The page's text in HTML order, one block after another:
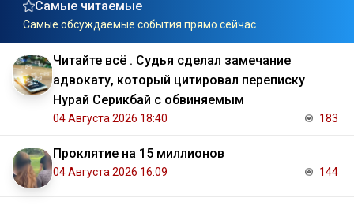
Самые читаемые
Самые обсуждаемые события прямо сейчас
Читайте всё . Судья сделал замечание
адвокату, который цитировал переписку
Нурай Серикбай с обвиняемым
04 Августа 2026 18:40 183
Проклятие на 15 миллионов
04 Августа 2026 16:09 144